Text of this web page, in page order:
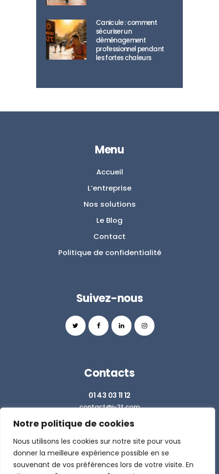
Notre politique de cookies
Nous utilisons les cookies sur notre site pour vous
donner la meilleure expérience possible en se
souvenant de vos préférences lors de votre visite. En
Canicule : comment
sécuriser un
déménagement
professionnel pendant
les fortes chaleurs
Menu
Accueil
L’entreprise
Nos solutions
Le Blog
Contact
Politique de confidentialité
Suivez-nous
Contacts
01 43 03 11 12
contact@i-2t.com
Z.I. RICHARDETS SUD - 36 RUE DU BALLON
DEMANDER UN DEVIS